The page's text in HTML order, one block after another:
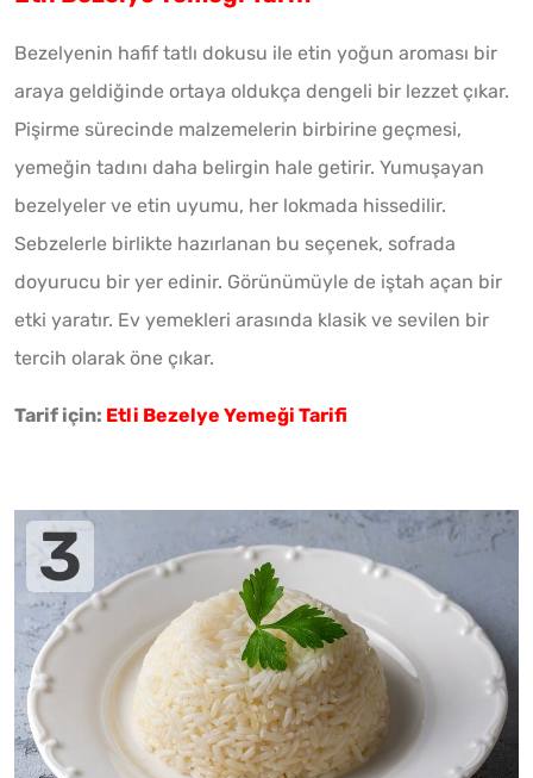
Bezelyenin hafif tatlı dokusu ile etin yoğun aroması bir
araya geldiğinde ortaya oldukça dengeli bir lezzet çıkar.
Pişirme sürecinde malzemelerin birbirine geçmesi,
yemeğin tadını daha belirgin hale getirir. Yumuşayan
bezelyeler ve etin uyumu, her lokmada hissedilir.
Sebzelerle birlikte hazırlanan bu seçenek, sofrada
doyurucu bir yer edinir. Görünümüyle de iştah açan bir
etki yaratır. Ev yemekleri arasında klasik ve sevilen bir
tercih olarak öne çıkar.
Tarif için: Etli Bezelye Yemeği Tarifi